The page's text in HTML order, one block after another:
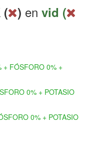
( ) en vid (
+ FÓSFORO 0% +
0% + POTASIO
0% + POTASIO